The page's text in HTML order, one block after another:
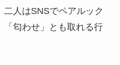
人はSNSでペアルック
「匂わせ」とも取れる行